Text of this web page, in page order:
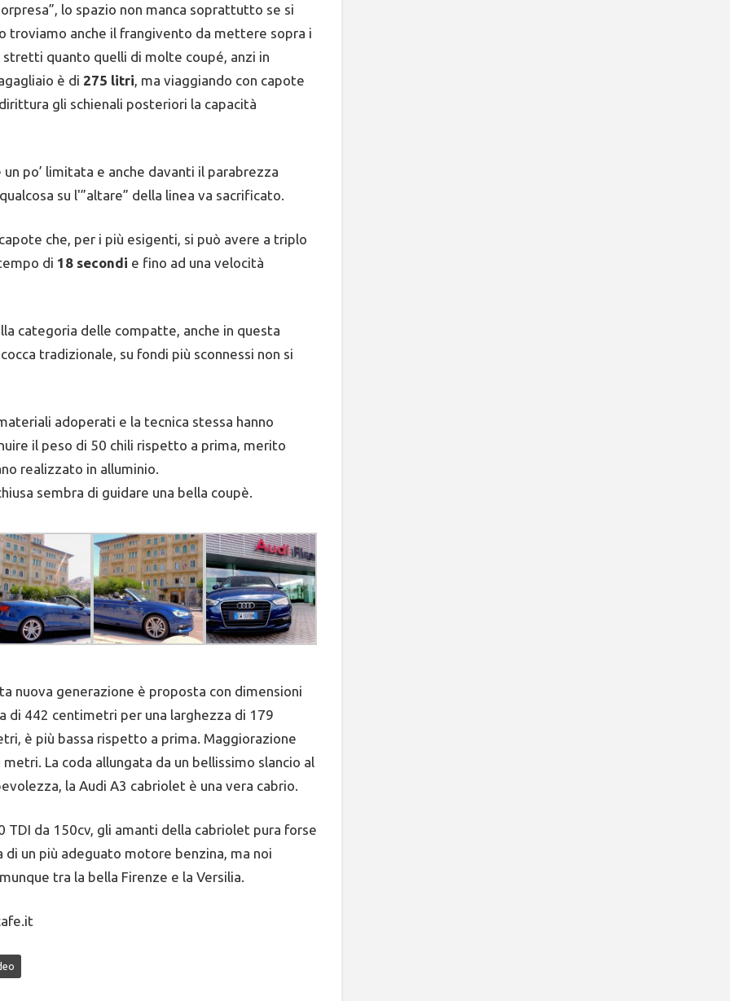
lo spazio non manca soprattutto se si
troviamo anche il frangivento da mettere sopra i
quanto quelli di molte coupé, anzi in
è di 275 litri, ma viaggiando con capote
gli schienali posteriori la capacità
po’ limitata e anche davanti il parabrezza
su l'”altare” della linea va sacrificato.
che, per i più esigenti, si può avere a triplo
di 18 secondi e fino ad una velocità
categoria delle compatte, anche in questa
tradizionale, su fondi più sconnessi non si
adoperati e la tecnica stessa hanno
il peso di 50 chili rispetto a prima, merito
realizzato in alluminio.
sembra di guidare una bella coupè.
nuova generazione è proposta con dimensioni
di 442 centimetri per una larghezza di 179
è più bassa rispetto a prima. Maggiorazione
La coda allungata da un bellissimo slancio al
la Audi A3 cabriolet è una vera cabrio.
TDI da 150cv, gli amanti della cabriolet pura forse
di un più adeguato motore benzina, ma noi
tra la bella Firenze e la Versilia.